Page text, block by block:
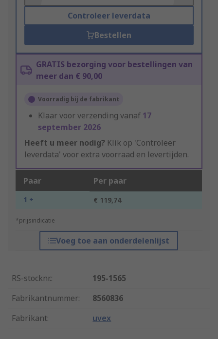
Controleer leverdata
Bestellen
GRATIS bezorging voor bestellingen van
meer dan € 90,00
Voorradig bij de fabrikant
Klaar voor verzending vanaf 17
september 2026
Heeft u meer nodig? Klik op 'Controleer
leverdata' voor extra voorraad en levertijden.
Paar Per paar
1 + € 119,74
*prijsindicatie
Voeg toe aan onderdelenlijst
RS-stocknr.:
195-1565
Fabrikantnummer:
8560836
Fabrikant: uvex